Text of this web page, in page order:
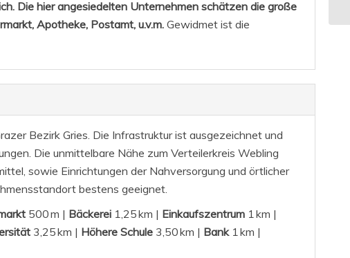
Die hier angesiedelten Unternehmen schätzen die große
Apotheke, Postamt, u.v.m.Gewidmet ist die
Bezirk Gries. Die Infrastruktur ist ausgezeichnet und
Die unmittelbare Nähe zum Verteilerkreis Webling
sowie Einrichtungen der Nahversorgung und örtlicher
bestens geeignet.
500 m | Bäckerei 1,25 km | Einkaufszentrum 1 km |
3,25 km | Höhere Schule 3,50 km | Bank1 km |